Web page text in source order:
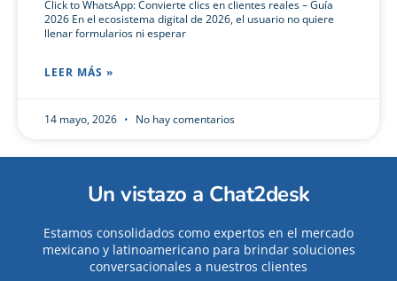
Click to WhatsApp: Convierte clics en clientes reales – Guía
2026 En el ecosistema digital de 2026, el usuario no quiere
llenar formularios ni esperar
LEER MÁS »
14 mayo, 2026 No hay comentarios
Un vistazo a Chat2desk
Estamos consolidados como expertos en el mercado
mexicano y latinoamericano para brindar soluciones
conversacionales a nuestros clientes